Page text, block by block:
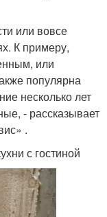
или вовсе
К примеру,
или
популярна
несколько лет
- рассказывает
.
с гостиной